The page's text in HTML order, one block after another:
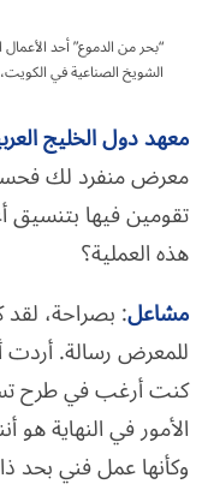
الشويخ الصناعية في الكويت، أكتوبر 2024. (صورة من
معهد دول الخليج
معرض منفرد لك
تقومين فيها
هذه العملية؟
مشاعل: بصراحة،
للمعرض رسالة.
كنت أرغب في طرح
الأمور في النهاية هو
وكأنها عمل فني بحد